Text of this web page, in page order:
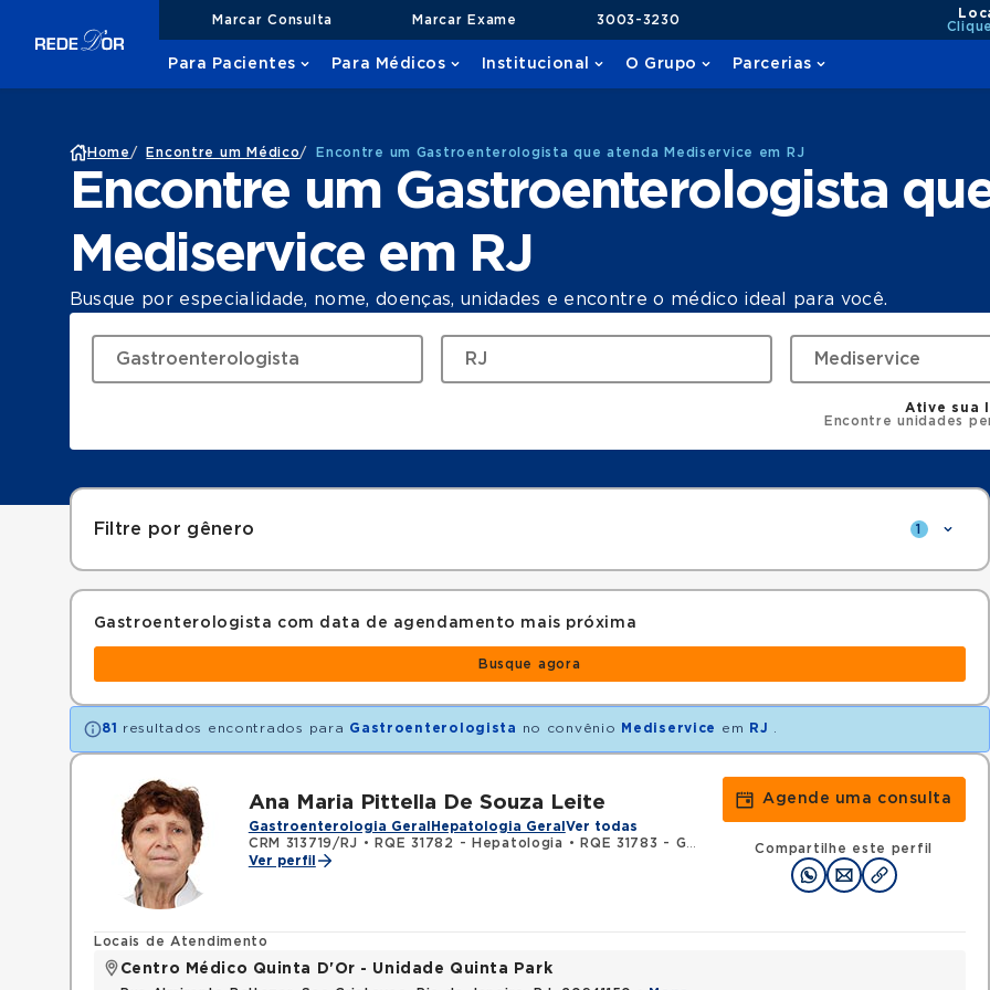
Marcar Consulta Marcar Exame 3003-3230
Para Pacientes Para Médicos Institucional O Grupo Parcerias
Home / Encontre um Médico/ Encontre um Gastroenterologista que atenda Mediservice em RJ
Encontre um Gastroenterologista
Mediservice em RJ
Busque por especialidade, nome, doenças, unidades e encontre o médico ideal para você.
Ative sua
Encontre unidades
Filtre por gênero 1
Gastroenterologista com data de agendamento mais próxima
Busque agora
81 resultados encontrados para Gastroenterologista no convênio Mediservice em RJ
Ana Maria Pittella De Souza Leite
Gastroenterologia Geral Hepatologia Geral Ver todas
CRM 313719/RJ • RQE 31782 - Hepatologia • RQE 31783 - Gastroenterologia •RQE 32357 - Clínica
Ver perfil
Agende uma consulta
Compartilhe este perfil
Locais de Atendimento
Centro Médico Quinta D'Or - Unidade Quinta Park